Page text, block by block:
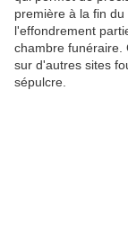
première à la fin
l'effondrement
chambre funéraire.
sur d'autres sites
sépulcre.